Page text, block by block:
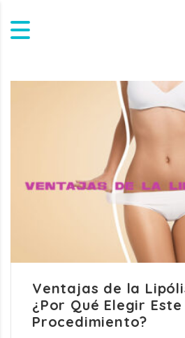
Ventajas de la
¿Por Qué Elegir Este
Procedimiento?